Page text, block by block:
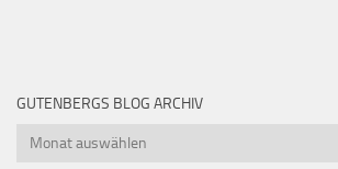
GUTENBERGS BLOG ARCHIV
Gutenbergs